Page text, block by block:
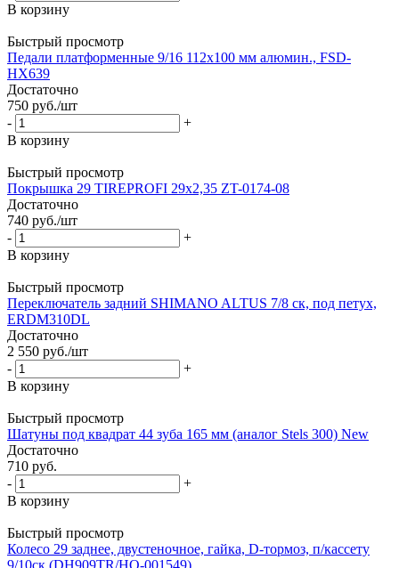
В корзину
Быстрый просмотр
Педали платформенные 9/16 112х100 мм алюмин., FSD-
HX639
Достаточно
750 руб./шт
-
+
В корзину
Быстрый просмотр
Покрышка 29 TIREPROFI 29x2,35 ZT-0174-08
Достаточно
740 руб./шт
-
+
В корзину
Быстрый просмотр
Переключатель задний SHIMANO ALTUS 7/8 ск, под петух,
ERDM310DL
Достаточно
2 550 руб./шт
-
+
В корзину
Быстрый просмотр
Шатуны под квадрат 44 зуба 165 мм (аналог Stels 300) New
Достаточно
710 руб.
-
+
В корзину
Быстрый просмотр
Колесо 29 заднее, двустеночное, гайка, D-тормоз, п/кассету
9/10ск (DH909TR/HQ-001549)